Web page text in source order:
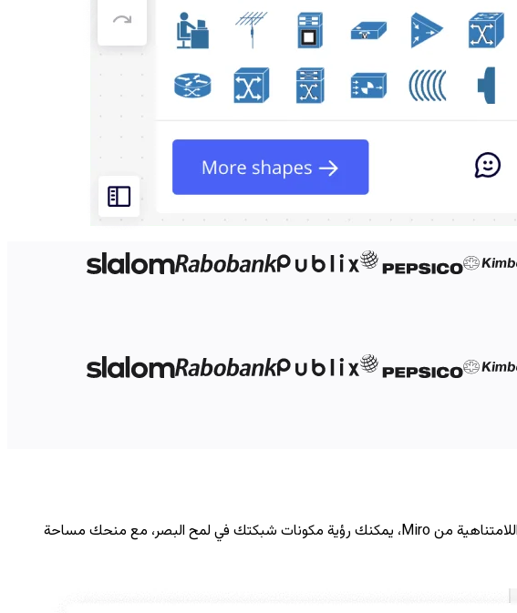
استكشف العديد من ميزات الرسم التخطيطي الآلي وصمم مخطط الشبكة الخاص بك ببضع نقرات فقط. باستخدام لوحة الرسم اللامتناهية من Miro، يمكنك رؤية مكونات شبكتك في لمح البصر، مع منحك مساحة